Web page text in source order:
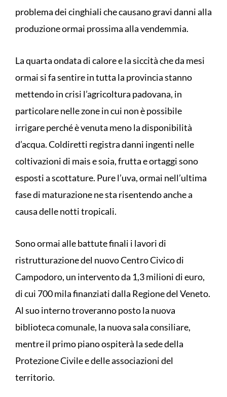
problema dei cinghiali che causano gravi danni alla
produzione ormai prossima alla vendemmia.
La quarta ondata di calore e la siccità che da mesi
ormai si fa sentire in tutta la provincia stanno
mettendo in crisi l’agricoltura padovana, in
particolare nelle zone in cui non è possibile
irrigare perché è venuta meno la disponibilità
d’acqua. Coldiretti registra danni ingenti nelle
coltivazioni di mais e soia, frutta e ortaggi sono
esposti a scottature. Pure l’uva, ormai nell’ultima
fase di maturazione ne sta risentendo anche a
causa delle notti tropicali.
Sono ormai alle battute finali i lavori di
ristrutturazione del nuovo Centro Civico di
Campodoro, un intervento da 1,3 milioni di euro,
di cui 700 mila finanziati dalla Regione del Veneto.
Al suo interno troveranno posto la nuova
biblioteca comunale, la nuova sala consiliare,
mentre il primo piano ospiterà la sede della
Protezione Civile e delle associazioni del
territorio.